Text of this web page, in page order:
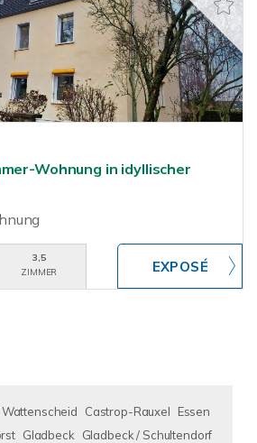
Wohnung in idyllischer
3,5
ZIMMER
Wattenscheid Castrop-Rauxel
Essen
Gladbeck
Gladbeck / Schultendorf